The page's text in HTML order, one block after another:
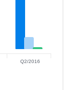
Q2/2016